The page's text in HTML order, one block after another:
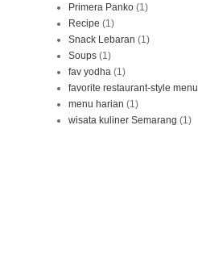
Primera Panko (1)
Recipe (1)
Snack Lebaran (1)
Soups (1)
fav yodha (1)
favorite restaurant-style menu
menu harian (1)
wisata kuliner Semarang (1)